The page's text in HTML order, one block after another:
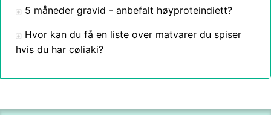
5 måneder gravid - anbefalt høyproteindiett?
Hvor kan du få en liste over matvarer du spiser
hvis du har cøliaki?